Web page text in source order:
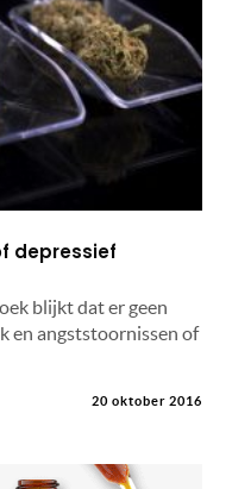
depressief
blijkt dat er geen
en angststoornissen of
20 oktober 2016